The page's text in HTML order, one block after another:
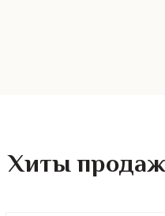
Хиты продаж